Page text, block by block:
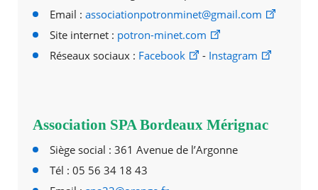
Email : associationpotronminet@gmail.com
Site internet : potron-minet.com
Réseaux sociaux : Facebook - Instagram
Association SPA Bordeaux Mérignac
Siège social : 361 Avenue de l’Argonne
Tél : 05 56 34 18 43